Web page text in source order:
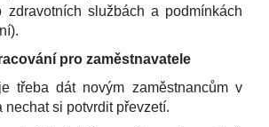
zdravotních službách a podmínkách
pro zaměstnavatele
třeba dát novým zaměstnancům v
nechat si potvrdit převzetí.